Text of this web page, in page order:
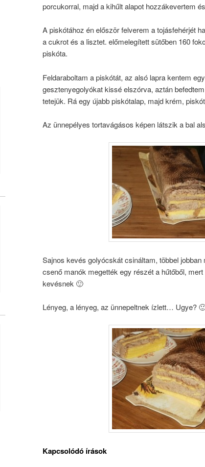
porcukorral, majd a kihűlt alapot hozzákevertem
A piskótához én először felverem a tojásfehérjét
a cukrot és a lisztet. előmelegített sütőben 160
piskóta.
Feldaraboltam a piskótát, az alsó lapra kentem
gesztenyegolyókat kissé elszórva, aztán
tetejük. Rá egy újabb piskótalap, majd krém,
Az ünnepélyes tortavágásos képen látszik a bal
Sajnos kevés golyócskát csináltam, többel
csenő manók megették egy részét a hűtőből,
kevésnek 🙂
Lényeg, a lényeg, az ünnepeltnek ízlett… Ugye?
Kapcsolódó írások